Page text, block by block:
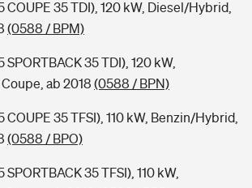
COUPE 35 TDI), 120 kW, Diesel/Hybrid,
(0588 / BPM)
35 TDI), 120 kW,
ab 2018 (0588 / BPN)
COUPE 35 TFSI), 110 kW, Benzin/Hybrid,
(0588 / BPO)
35 TFSI), 110 kW,